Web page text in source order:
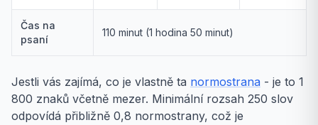
Čas na
psaní
110 minut (1 hodina 50 minut)
Jestli vás zajímá, co je vlastně ta normostrana - je to 1
800 znaků včetně mezer. Minimální rozsah 250 slov
odpovídá přibližně 0,8 normostrany, což je